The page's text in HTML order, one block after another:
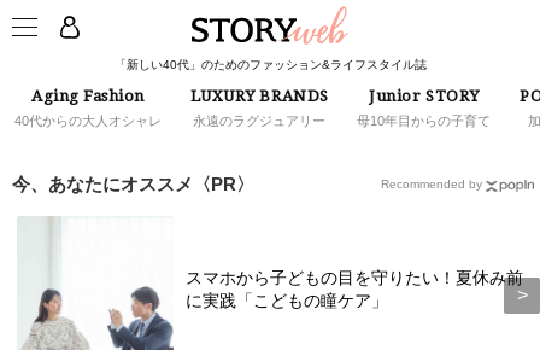
「新しい40代」のためのファッション&ライフスタイル誌
Aging Fashion
40代からの大人オシャレ
LUXURY BRANDS
永遠のラグジュアリー
Junior STORY
母10年目からの子育て
今、あなたにオススメ〈PR〉
スマホから子どもの目を守りたい！夏休み前
に実践「こどもの瞳ケア」
Recommended by